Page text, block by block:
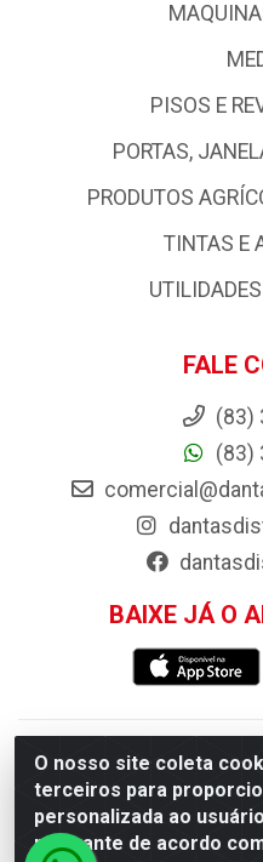
O nosso site coleta
terceiros para
personalizada ao
relevante de acordo
PISOS E
PORTAS,
PRODUTOS
TINTAS E
FALE
(83)
(83)
BAIXE JÁ O
Dantas Distribuidora -
Centro, Esperança/PB